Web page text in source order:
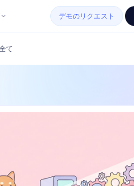
デモのリクエスト
て